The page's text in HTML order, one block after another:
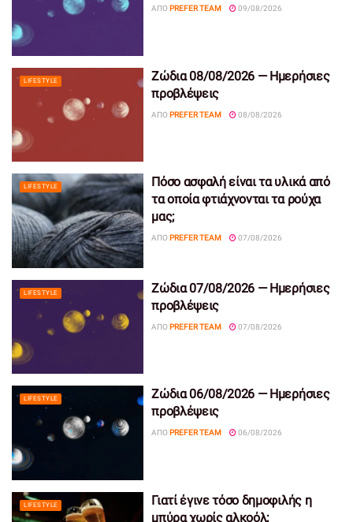
ΑΠΌ PREFER TEAM 09/08/2026
LIFESTYLE
Ζώδια 08/08/2026 — Ημερήσιες
προβλέψεις
ΑΠΌ PREFER TEAM 08/08/2026
LIFESTYLE
Πόσο ασφαλή είναι τα υλικά από
τα οποία φτιάχνονται τα ρούχα
μας;
ΑΠΌ PREFER TEAM 07/08/2026
LIFESTYLE
Ζώδια 07/08/2026 — Ημερήσιες
προβλέψεις
ΑΠΌ PREFER TEAM 07/08/2026
LIFESTYLE
Ζώδια 06/08/2026 — Ημερήσιες
προβλέψεις
ΑΠΌ PREFER TEAM 06/08/2026
LIFESTYLE
Γιατί έγινε τόσο δημοφιλής η
μπύρα χωρίς αλκοόλ;